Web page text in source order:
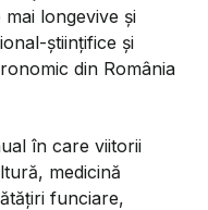
longevive și
științifice și
din România
în care viitorii
medicină
funciare,